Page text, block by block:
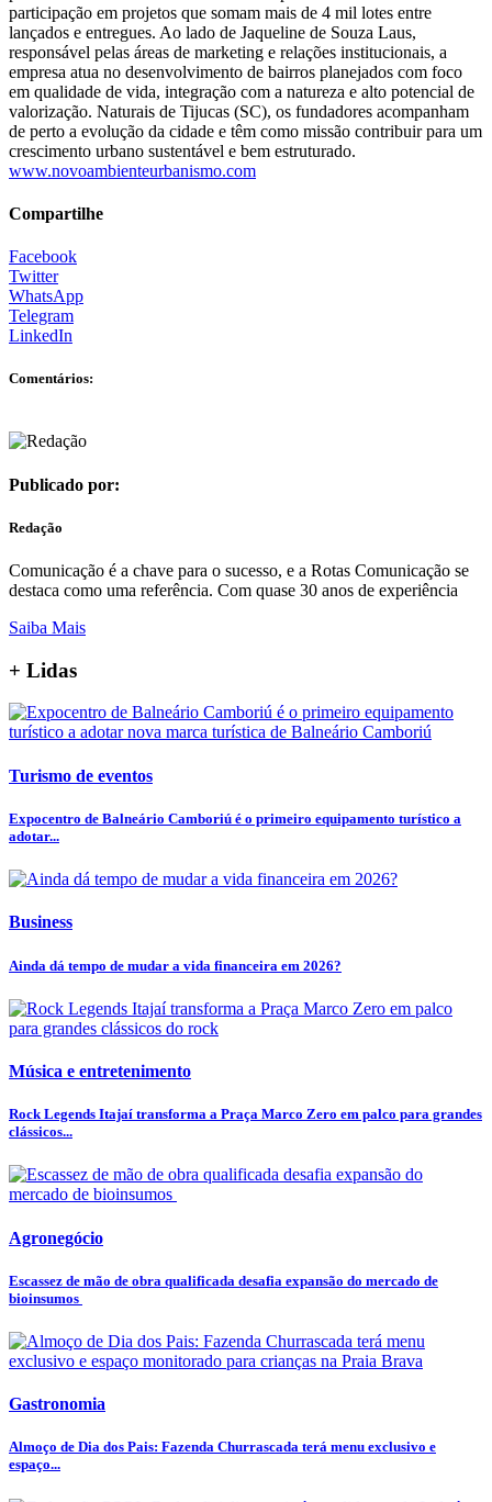
participação em projetos que somam mais de 4 mil lotes entre
lançados e entregues. Ao lado de Jaqueline de Souza Laus,
responsável pelas áreas de marketing e relações institucionais, a
empresa atua no desenvolvimento de bairros planejados com foco
em qualidade de vida, integração com a natureza e alto potencial de
valorização. Naturais de Tijucas (SC), os fundadores acompanham
de perto a evolução da cidade e têm como missão contribuir para um
crescimento urbano sustentável e bem estruturado.
www.novoambienteurbanismo.com
Compartilhe
Facebook
Twitter
WhatsApp
Telegram
LinkedIn
Comentários:
Publicado por:
Redação
Comunicação é a chave para o sucesso, e a Rotas Comunicação se
destaca como uma referência. Com quase 30 anos de experiência
Saiba Mais
+ Lidas
Turismo de eventos
Expocentro de Balneário Camboriú é o primeiro equipamento turístico a
adotar...
Business
Ainda dá tempo de mudar a vida financeira em 2026?
Música e entretenimento
Rock Legends Itajaí transforma a Praça Marco Zero em palco para grandes
clássicos...
Agronegócio
Escassez de mão de obra qualificada desafia expansão do mercado de
bioinsumos
Gastronomia
Almoço de Dia dos Pais: Fazenda Churrascada terá menu exclusivo e
espaço...